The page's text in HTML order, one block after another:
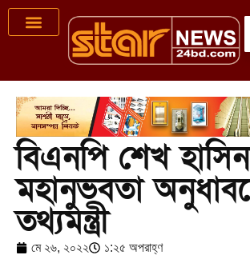
বিএনপি শেখ
মহানুভবতা
তথ্যমন্ত্রী
মে ২৬, ২০২২ ১:২৫ অপরাহ্ণ